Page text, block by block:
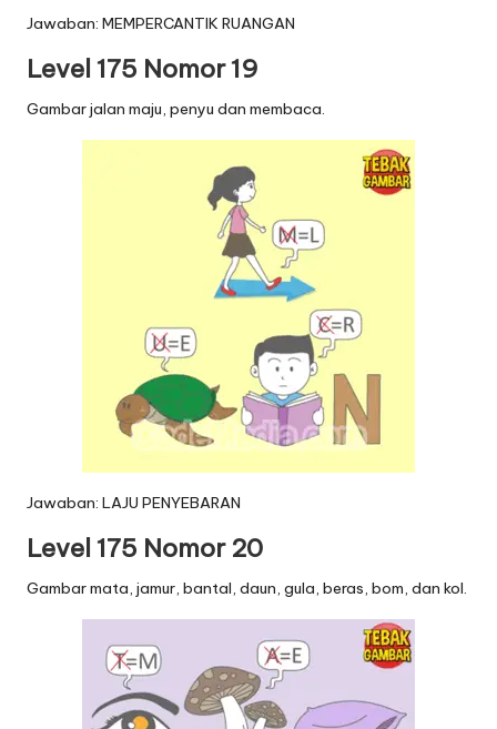
Jawaban: MEMPERCANTIK RUANGAN
Level 175 Nomor 19
Gambar jalan maju, penyu dan membaca.
Jawaban: LAJU PENYEBARAN
Level 175 Nomor 20
Gambar mata, jamur, bantal, daun, gula, beras, bom, dan kol.